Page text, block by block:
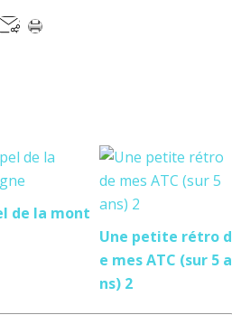
de la mont
Une petite rétro d
e mes ATC (sur 5 a
ns) 2